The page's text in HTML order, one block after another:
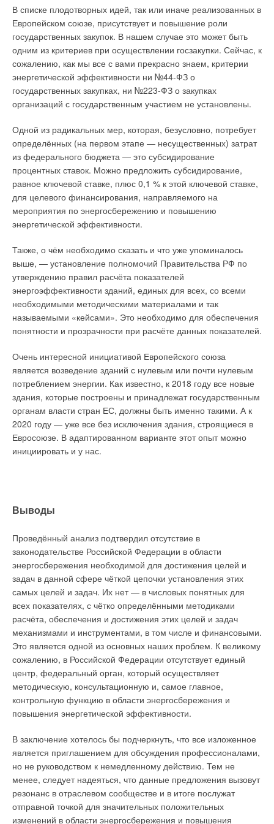
В списке плодотворных идей, так или иначе реализованных в
Европейском союзе, присутствует и повышение роли
государственных закупок. В нашем случае это может быть
одним из критериев при осуществлении госзакупки. Сейчас, к
сожалению, как мы все с вами прекрасно знаем, критерии
энергетической эффективности ни №44-ФЗ о
государственных закупках, ни №223-ФЗ о закупках
организаций с государственным участием не установлены.
Одной из радикальных мер, которая, безусловно, потребует
определённых (на первом этапе — несущественных) затрат
из федерального бюджета — это субсидирование
процентных ставок. Можно предложить субсидирование,
равное ключевой ставке, плюс 0,1 % к этой ключевой ставке,
для целевого финансирования, направляемого на
мероприятия по энергосбережению и повышению
энергетической эффективности.
Также, о чём необходимо сказать и что уже упоминалось
выше, — установление полномочий Правительства РФ по
утверждению правил расчёта показателей
энергоэффективности зданий, единых для всех, со всеми
необходимыми методическими материалами и так
называемыми «кейсами». Это необходимо для обеспечения
понятности и прозрачности при расчёте данных показателей.
Очень интересной инициативой Европейского союза
является возведение зданий с нулевым или почти нулевым
потреблением энергии. Как известно, к 2018 году все новые
здания, которые построены и принадлежат государственным
органам власти стран ЕС, должны быть именно такими. А к
2020 году — уже все без исключения здания, строящиеся в
Евросоюзе. В адаптированном варианте этот опыт можно
инициировать и у нас.
Выводы
Проведённый анализ подтвердил отсутствие в
законодательстве Российской Федерации в области
энергосбережения необходимой для достижения целей и
задач в данной сфере чёткой цепочки установления этих
самых целей и задач. Их нет — в числовых понятных для
всех показателях, с чётко определёнными методиками
расчёта, обеспечения и достижения этих целей и задач
механизмами и инструментами, в том числе и финансовыми.
Это является одной из основных наших проблем. К великому
сожалению, в Российской Федерации отсутствует единый
центр, федеральный орган, который осуществляет
методическую, консультационную и, самое главное,
контрольную функцию в области энергосбережения и
повышения энергетической эффективности.
В заключение хотелось бы подчеркнуть, что все изложенное
является приглашением для обсуждения профессионалами,
но не руководством к немедленному действию. Тем не
менее, следует надеяться, что данные предложения вызовут
резонанс в отраслевом сообществе и в итоге послужат
отправной точкой для значительных положительных
изменений в области энергосбережения и повышения
$ 7788 млн выше).
Далее ВЭС или СЭС будут давать положительный
экономический эффект за счёт менее высоких переменных
операционных затрат.
Параллельно мы можем примерно рассчитать цены на газ,
заложенные в показатели переменных затрат по газовой
0,004 = $ 0,046 за 1 кВт·ч.
Исходя из того, что на выработку 1 кВт·ч уходит примерно 0,3
м³ газа, стоимость 1 м³ газа составит: 0,046 / 0,3 = $ 0,15 за 1
м³ или $ 150/1000 м³, или при курсе рубля 55,0 — 2,72 руб/
м³. В случае с газовой ТЭС постоянные операционные
затраты составят $ 13,2 на 1 кВт установленной мощности в
год или всего:
Суммарные переменные затраты при годовой выработке
4725 ГВт·ч составят:
$ 0,05 × 4725 ГВт·ч = $ 236 млн в год.
Суммарные операционные затраты для газовой ТЭС
составят: $ 8 + $ 236 = $ 244 млн в год.
Сравним их с суммарными операционными затратами
(включающими только постоянные) ВЭС, вырабатывающей
то же количество энергии: $ 39,55 / 1 кВт × 1541 МВт = $ 61
млн.
Таким образом, превышение инвестиционных затрат на
строительство ВЭС над газовой ТЭС составляют:
$ 3411 млн – $ 569 млн = $ 2842 млн.
млн – $ 61 млн = $ 183 млн.
относительно ТЭС: $ 2842 млн / $ 183 млн в год = 15,5 лет.
Аналогичные расчёты можно провести и для СЭС — в
данном случае простой срок окупаемости составит 40,7 лет
(табл. 2). В этом случае срок окупаемости рассматривается
без учёта дисконтирования. При введении в расчёты ставки
дисконтирования всего 5 % (заведомо заниженная величина
для проектов такого рода) срок окупаемости ВЭС вырастет
до примерно 30 лет, а СЭС — до величины порядка
нескольких тысяч лет, что делает рассмотрение лишённым
смысла.